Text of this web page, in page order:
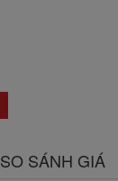
SO SÁNH GIÁ